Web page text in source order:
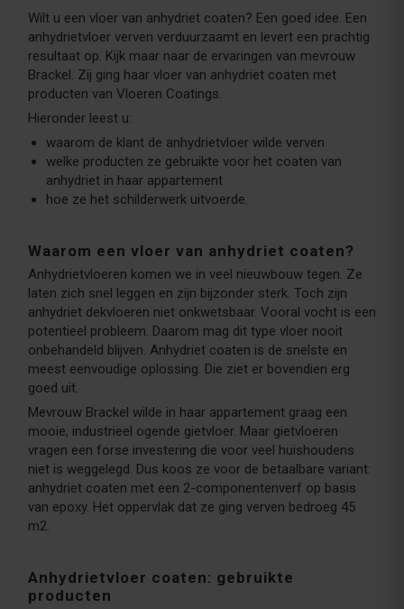
Wilt u een vloer van anhydriet coaten? Een goed idee. Een
anhydrietvloer verven verduurzaamt en levert een prachtig
resultaat op. Kijk maar naar de ervaringen van mevrouw
Brackel. Zij ging haar vloer van anhydriet coaten met
producten van Vloeren Coatings.
Hieronder leest u:
waarom de klant de anhydrietvloer wilde verven
welke producten ze gebruikte voor het coaten van
anhydriet in haar appartement
hoe ze het schilderwerk uitvoerde.
Waarom een vloer van anhydriet coaten?
Anhydrietvloeren komen we in veel nieuwbouw tegen. Ze
laten zich snel leggen en zijn bijzonder sterk. Toch zijn
anhydriet dekvloeren niet onkwetsbaar. Vooral vocht is een
potentieel probleem. Daarom mag dit type vloer nooit
onbehandeld blijven. Anhydriet coaten is de snelste en
meest eenvoudige oplossing. Die ziet er bovendien erg
goed uit.
Mevrouw Brackel wilde in haar appartement graag een
mooie, industrieel ogende gietvloer. Maar gietvloeren
vragen een forse investering die voor veel huishoudens
niet is weggelegd. Dus koos ze voor de betaalbare variant:
anhydriet coaten met een 2-componentenverf op basis
van epoxy. Het oppervlak dat ze ging verven bedroeg 45
m2.
Anhydrietvloer coaten: gebruikte
producten